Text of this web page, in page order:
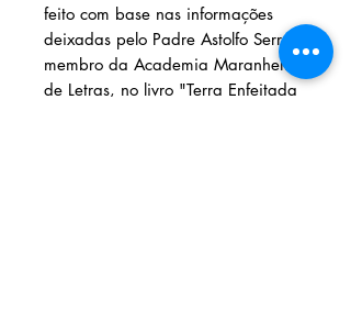
feito com base nas informações
deixadas pelo Padre Astolfo Serra,
membro da Academia Maranhense
de Letras, no livro "Terra Enfeitada